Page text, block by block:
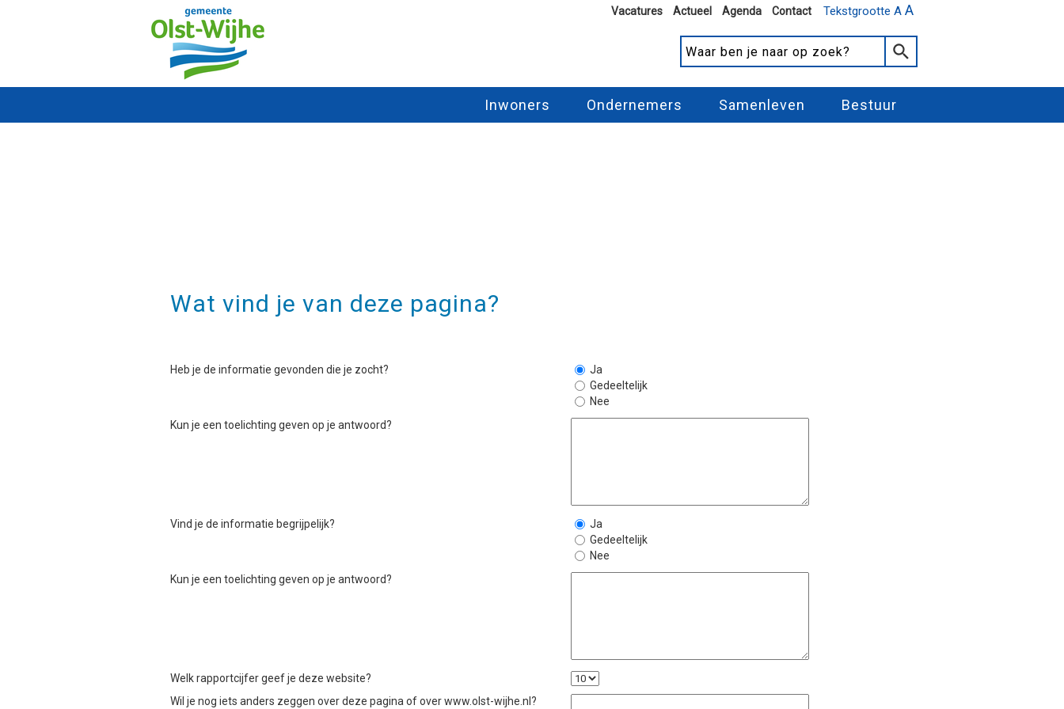
Tekstgrootte A A
Vacatures Actueel Agenda Contact
Inwoners Ondernemers Samenleven Bestuur
Wat vind je van deze pagina?
Heb je de informatie gevonden die je zocht?
Ja
Gedeeltelijk
Nee
Kun je een toelichting geven op je antwoord?
Vind je de informatie begrijpelijk?
Ja
Gedeeltelijk
Nee
Kun je een toelichting geven op je antwoord?
Welk rapportcijfer geef je deze website?
Wil je nog iets anders zeggen over deze pagina of over www.olst-wijhe.nl?